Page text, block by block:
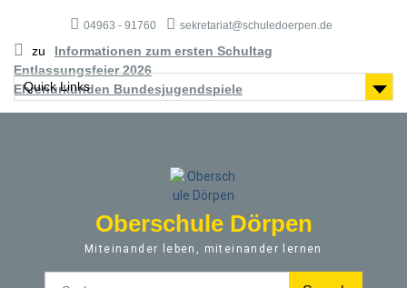
04963 - 91760 sekretariat@schuledoerpen.de
zu
Informationen zum ersten Schultag
Entlassungsfeier 2026
Ehrenurkunden Bundesjugendspiele
Quick Links
Oberschule Dörpen
Miteinander leben, miteinander lernen